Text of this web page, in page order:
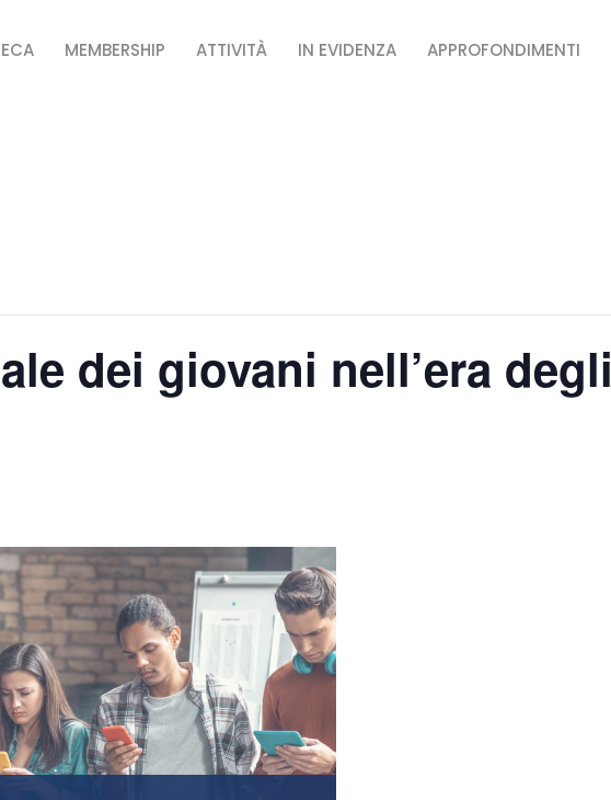
MEMBERSHIP ATTIVITÀ IN EVIDENZA APPROFONDIMENTI
dei giovani nell’era degli